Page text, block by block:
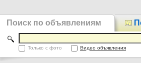
Поиск по объявлениям
Только с фото Видео объявления